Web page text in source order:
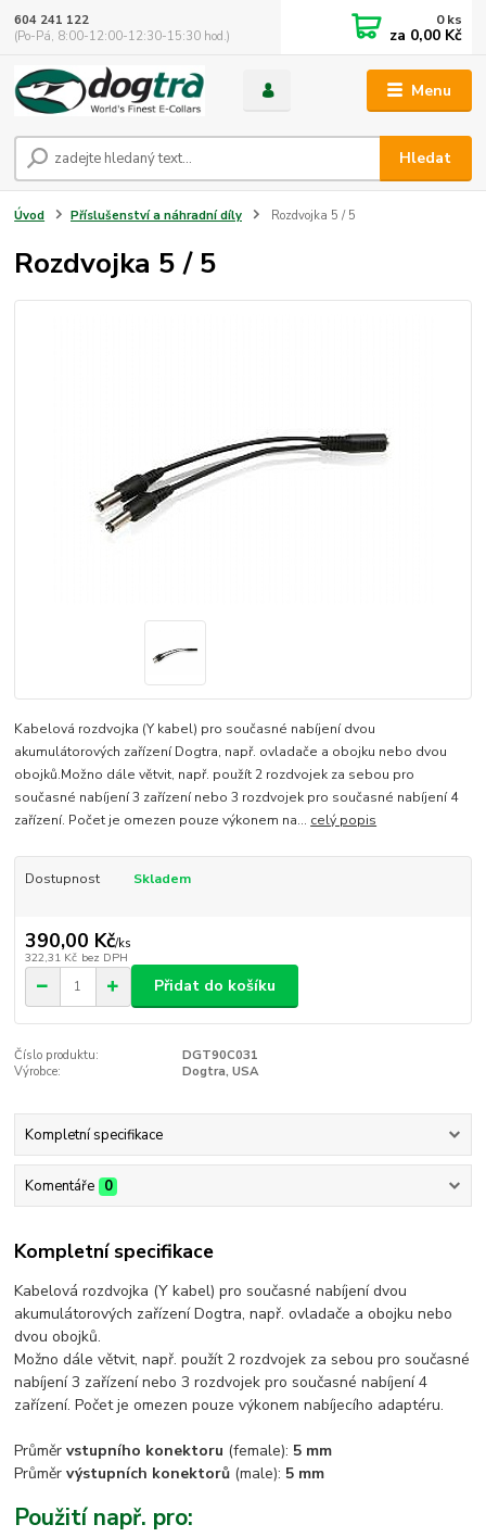
Menu
Hledat
604 241 122
(Po-Pá, 8:00-12:00-12:30-15:30 hod.)
0ks
za 0,00 Kč
Úvod Příslušenství a náhradní díly Rozdvojka 5 / 5
Rozdvojka 5 / 5
Kabelová rozdvojka (Y kabel) pro současné nabíjení dvou
akumulátorových zařízení Dogtra, např. ovladače a obojku nebo dvou
obojků.Možno dále větvit, např. použít 2 rozdvojek za sebou pro
současné nabíjení 3 zařízení nebo 3 rozdvojek pro současné nabíjení 4
zařízení. Počet je omezen pouze výkonem na... celý popis
Dostupnost Skladem
390,00 Kč/ks
322,31 Kč bez DPH
Přidat do košíku
Číslo produktu:
DGT90C031
Výrobce:
Dogtra, USA
Kompletní specifikace
Komentáře 0
Kompletní specifikace
Kabelová rozdvojka (Y kabel) pro současné nabíjení dvou
akumulátorových zařízení Dogtra, např. ovladače a obojku nebo
dvou obojků.
Možno dále větvit, např. použít 2 rozdvojek za sebou pro současné
nabíjení 3 zařízení nebo 3 rozdvojek pro současné nabíjení 4
zařízení. Počet je omezen pouze výkonem nabíjecího adaptéru.
Průměrvstupního konektoru (female): 5 mm
Průměrvýstupních konektorů (male): 5 mm
Použití např. pro: